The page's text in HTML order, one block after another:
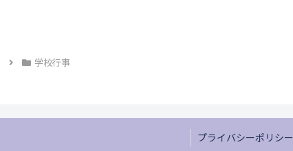
学校行事
プライバシーポリシー